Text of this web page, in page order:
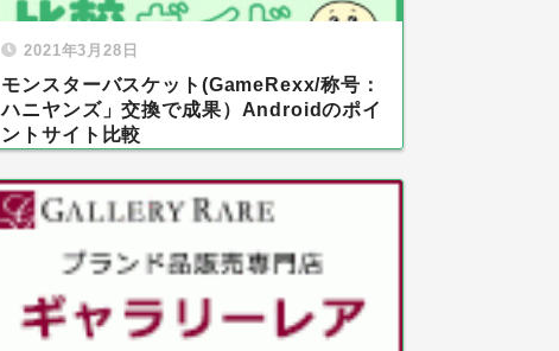
2021年3月28日
モンスターバスケット(GameRexx/称号：
ハニヤンズ」交換で成果）Androidのポイ
ントサイト比較